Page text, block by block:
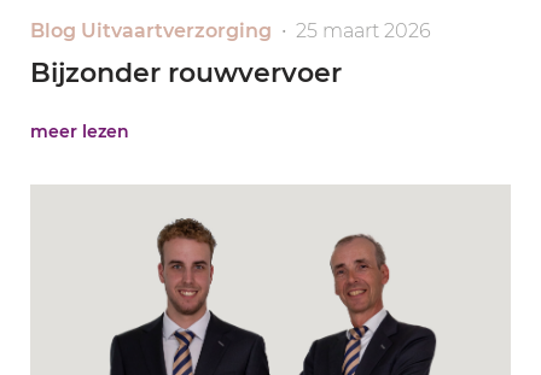
Blog Uitvaartverzorging • 25 maart 2026
Bijzonder rouwvervoer
meer lezen